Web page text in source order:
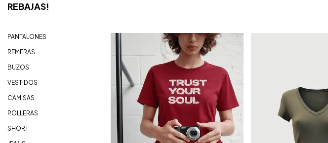
REBAJAS!
PANTALONES
REMERAS
BUZOS
VESTIDOS
CAMISAS
POLLERAS
SHORT